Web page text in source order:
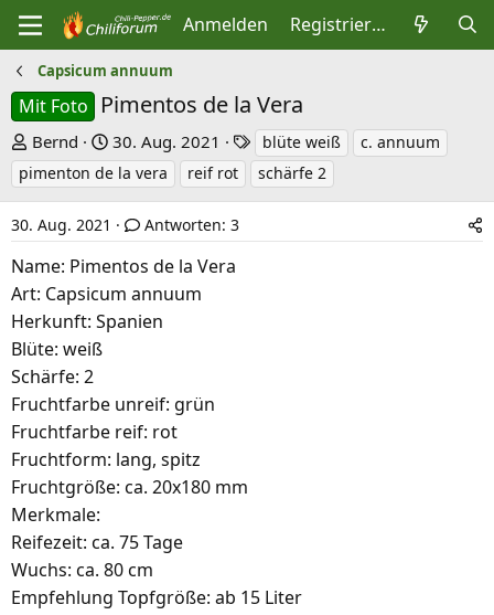
Anmelden Registrieren
Capsicum annuum
Mit Foto Pimentos de la Vera
E
r
s
e
l
l
e
r
Bernd
E
r
s
e
l
l
t
30. Aug. 2021
c
h
a
blüte weiß
c. annuum
pimenton de la vera
reif rot schärfe 2
30. Aug. 2021 Antworten: 3
Name: Pimentos de la Vera
Art: Capsicum annuum
Herkunft: Spanien
Blüte: weiß
Schärfe: 2
Fruchtfarbe unreif: grün
Fruchtfarbe reif: rot
Fruchtform: lang, spitz
Fruchtgröße: ca. 20x180 mm
Merkmale:
Reifezeit: ca. 75 Tage
Wuchs: ca. 80 cm
Empfehlung Topfgröße: ab 15 Liter